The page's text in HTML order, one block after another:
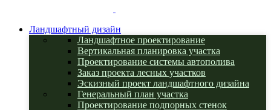
Ландшафтный дизайн
Ландшафтное проектирование
Вертикальная планировка участка
Проектирование системы автополива
Заказ проекта лесных участков
Эскизный проект ландшафтного дизайна
Генеральный план участка
Проектирование подпорных стенок